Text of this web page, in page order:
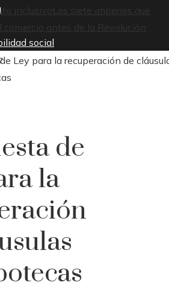
inclusivo Los siete imperios que
antes de la Revolución
social
Ley para la recuperación de
de
la